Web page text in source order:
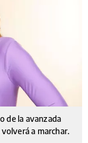
de la avanzada
a marchar.